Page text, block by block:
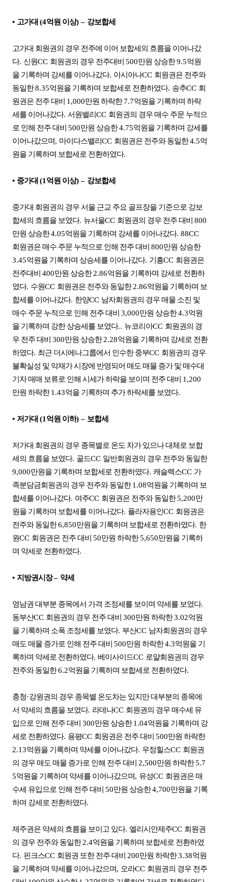
• 고가대 (4억원 이상)– 강보합세
고가대 회원권의 경우 전주에 이어 보합세의 흐름을 이어나갔
다. 신원CC 회원권의 경우 전주대비 500만원 상승한9.5억원
을 기록하며 강세를 이어나갔다. 아시아나CC 회원권은 전주와
동일한8.35억원을 기록하며 보합세로 전환하였다. 송추CC 회
원권은 전주 대비 1,000만원 하락한7.7억원을 기록하며 하락
세를 이어나갔다. 서원밸리 CC 회원권의 경우 매수 주문 누적으
로 인해 전주 대비 500만원 상승한4.75억원을 기록하며 강세를
이어나갔으며, 마이다스밸리 CC 회원권은 전주와 동일한4.5억
원을 기록하며 보합세로 전환하였다.
• 중가대 (1 억원 이상)– 강보합세
중가대 회원권의 경우 서울 근교 주요 골프장을 기준으로 강보
합세의 흐름을 보였다. 뉴서울CC 회원권의 경우 전주 대비 800
만원 상승한4.05억원을 기록하며 강세를 이어나갔다. 88CC
회원권은 매수 주문 누적으로 인해 전주 대비 800만원 상승한
3.45억원을 기록하며 상승세를 이어나갔다. 기흥CC 회원권은
전주대비 400만원 상승한2.86억원을 기록하며 강세로 전환하
였다. 수원CC 회원권은 전주와 동일한2.86억원을 기록하며 보
합세를 이어나갔다. 한양CC 남자회원권의 경우 매물 소진 및
매수 주문 누적으로 인해 전주 대비 3,000만원 상승한4.3억원
을 기록하며 강한 상승세를 보였다.. 뉴코리아CC 회원권의 경
우 전주 대비 300만원 상승한2.28억원을 기록하며 강세로 전환
하였다. 최근 더시에나그룹에서 인수한 중부CC 회원권의 경우
불확실성 및 악재가 시장에 반영되어 매도 매물 증가 및 매수대
기자 매매 보류로 인해 시세가 하락을 보이며 전주 대비 1,200
만원 하락한1.43억을 기록하며 추가 하락세를 보였다.
• 저가대 (1 억원 이하)– 보합세
저가대 회원권의 경우 종목별로 온도 차가 있으나 대체로 보합
세의 흐름을 보였다. 골드CC 일반회원권의 경우 전주와 동일한
9,000만원을 기록하며 보합세로 전환하였다. 캐슬렉스CC 가
족분담금회원권의 경우 전주와 동일한1.08억원을 기록하며 보
합세를 이어나갔다. 여주CC 회원권은 전주와 동일한5,200만
원을 기록하며 보합세를 이어나갔다. 플라자용인 CC 회원권은
전주와 동일한6,850만원을 기록하며 보합세로 전환하였다. 한
원CC 회원권은 전주 대비 50만원 하락한5,650만원을 기록하
며 약세로 전환하였다.
• 지방권시장– 약세
영남권 대부분 종목에서 가격 조정세를 보이며 약세를 보였다.
동부산CC 회원권의 경우 전주 대비 300만원 하락한3.02억원
을 기록하며 소폭 조정세를 보였다. 부산CC 남자회원권의 경우
매도 매물 증가로 인해 전주 대비 500만원 하락한4.3억원을 기
록하며 약세로 전환하였다. 베이사이드CC 로얄회원권의 경우
전주와 동일한6.2억원을 기록하며 보합세로 전환하였다.
충청·강원권의 경우 종목별 온도차는 있지만 대부분의 종목에
서 약세의 흐름을 보였다. 라데나CC 회원권의 경우 매수세 유
입으로 인해 전주 대비 300만원 상승한1.04억원을 기록하며 강
세로 전환하였다. 용평CC 회원권은 전주 대비 500만원 하락한
2.13억원을 기록하며 약세를 이어나갔다. 우정힐스CC 회원권
의 경우 매도 매물 증가로 인해 전주 대비 2,500만원 하락한5.7
5억원을 기록하며 약세를 이어나갔으며, 유성CC 회원권은 매
수세 유입으로 인해 전주 대비 50만원 상승한4,700만원을 기록
하며 강세로 전환하였다.
제주권은 약세의 흐름을 보이고 있다. 엘리시안제주CC 회원권
의 경우 전주와 동일한2.4억원을 기록하며 보합세로 전환하였
다. 핀크스CC 회원권 또한 전주 대비 200만원 하락한3.38억원
을 기록하며 약세를 이어나갔으며, 오라CC 회원권의 경우 전주